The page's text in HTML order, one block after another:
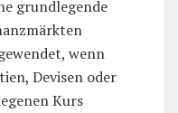
grundlegende
wenn
Devisen oder
Kurs